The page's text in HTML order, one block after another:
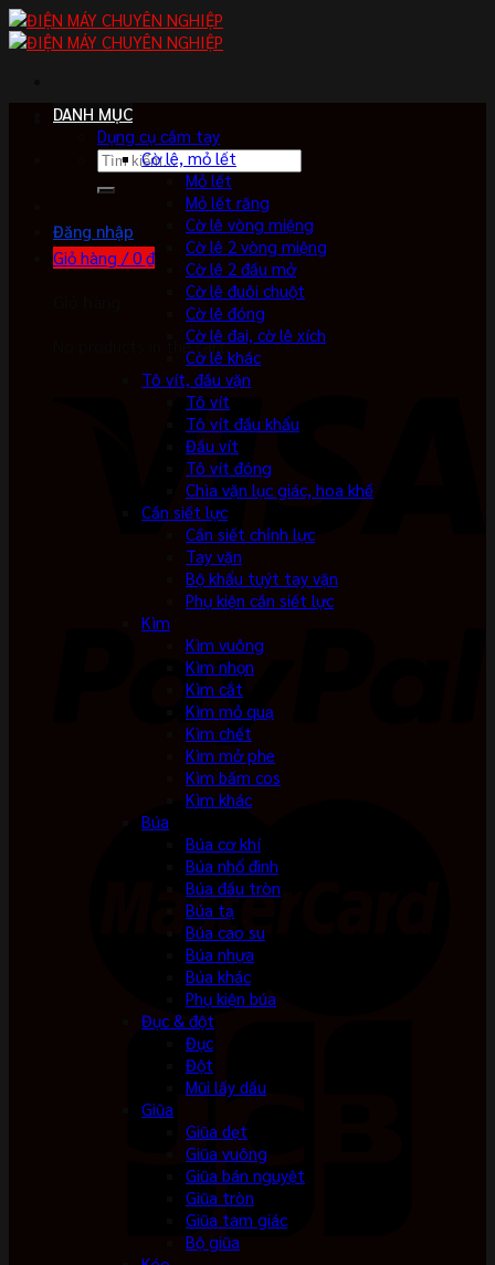
Skip
to
Tìm
kiếm:
Đăng nhập
Giỏ hàng /0 ₫
No products in the cart.
DANH MỤC
Dụng cụ cầm tay
Cờ lê, mỏ lết
Mỏ lết
Mỏ lết răng
Cờ lê vòng miệng
Cờ lê 2 vòng miệng
Cờ lê 2 đầu mở
Cờ lê đuôi chuột
Cờ lê đóng
Cờ lê đai, cờ lê xích
Cờ lê khác
Tô vít, đầu vặn
Tô vít
Tô vít đầu khẩu
Đầu vít
Tô vít đóng
Chìa vặn lục giác, hoa khế
Cần siết lực
Cần siết chỉnh lực
Tay vặn
Bộ khẩu tuýt tay vặn
Phụ kiện cần siết lực
Kìm
Kìm vuông
Kìm nhọn
Kìm cắt
Kìm mỏ quạ
Kìm chết
Kìm mở phe
Kìm bấm cos
Kìm khác
Búa
Búa cơ khí
Búa nhổ đinh
Búa đầu tròn
Búa tạ
Búa cao su
Búa nhựa
Búa khác
Phụ kiện búa
Đục & đột
Đục
Đột
Mũi lấy dấu
Giũa
Giũa dẹt
Giũa vuông
Giũa bán nguyệt
Giũa tròn
Giũa tam giác
Bộ giũa